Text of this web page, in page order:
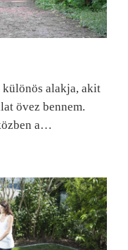
különös alakja, akit
övez bennem.
a…